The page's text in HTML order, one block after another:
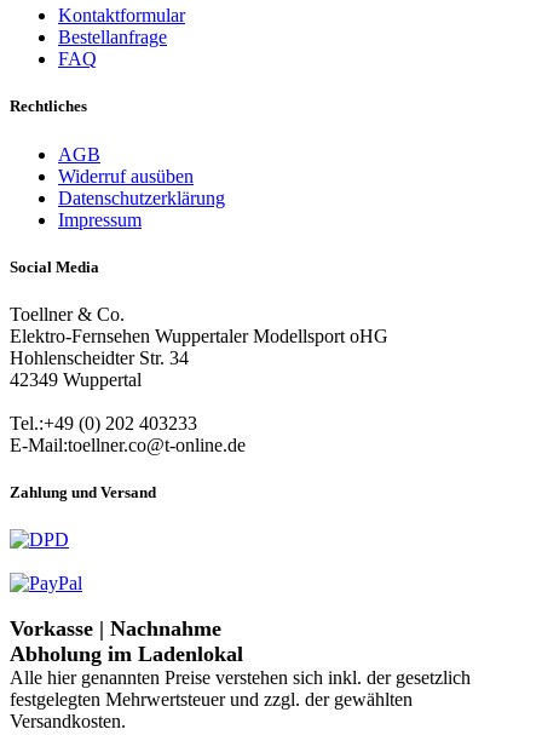
Kontaktformular
Bestellanfrage
FAQ
Rechtliches
AGB
Widerruf ausüben
Datenschutzerklärung
Impressum
Social Media
Toellner & Co.
Elektro-Fernsehen Wuppertaler Modellsport oHG
Hohlenscheidter Str. 34
42349 Wuppertal
Tel.:+49 (0) 202 403233
E-Mail:toellner.co@t-online.de
Zahlung und Versand
Vorkasse | Nachnahme
Abholung im Ladenlokal
Alle hier genannten Preise verstehen sich inkl. der gesetzlich
festgelegten Mehrwertsteuer und zzgl. der gewählten
Versandkosten.